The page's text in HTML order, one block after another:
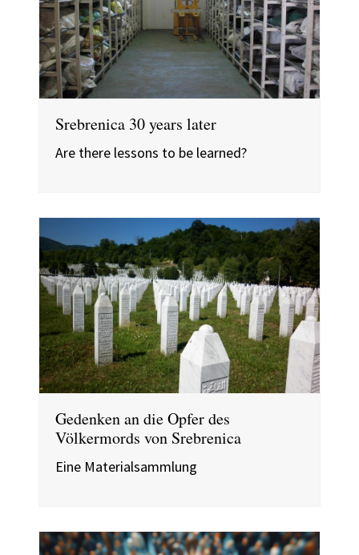
Srebrenica 30 years later
Are there lessons to be learned?
Gedenken an die Opfer des
Völkermords von Srebrenica
Eine Materialsammlung